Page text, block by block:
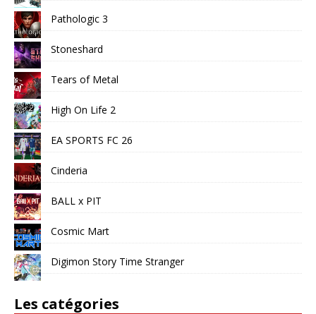
Pathologic 3
Stoneshard
Tears of Metal
High On Life 2
EA SPORTS FC 26
Cinderia
BALL x PIT
Cosmic Mart
Digimon Story Time Stranger
Les catégories